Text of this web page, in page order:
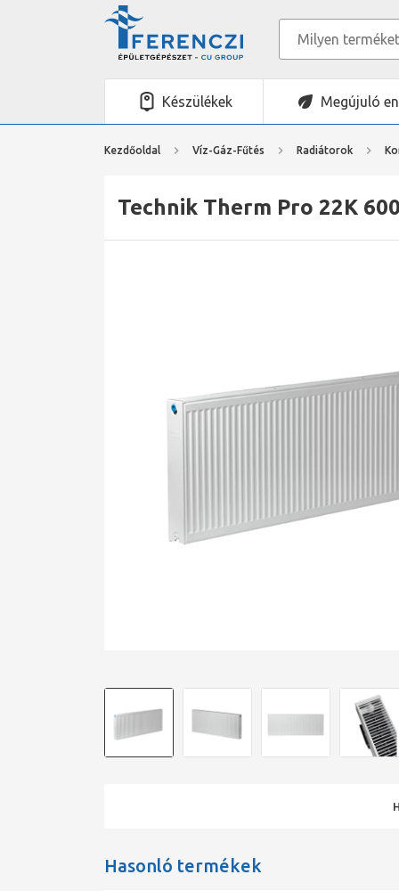
Készülékek Megújuló
Kezdőoldal Víz-Gáz-Fűtés Radiátorok
Technik Therm Pro 22K
Hasonló termékek